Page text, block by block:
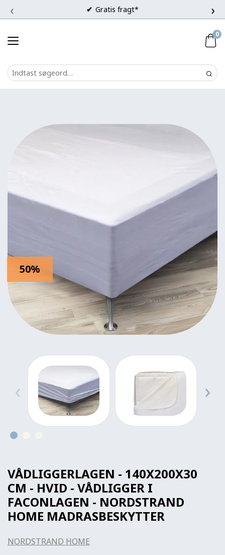
Gratis fragt*
‹ ›
0
50%
‹ ›
VÅDLIGGERLAGEN - 140X200X30
CM - HVID - VÅDLIGGER I
FACONLAGEN - NORDSTRAND
HOME MADRASBESKYTTER
NORDSTRAND HOME